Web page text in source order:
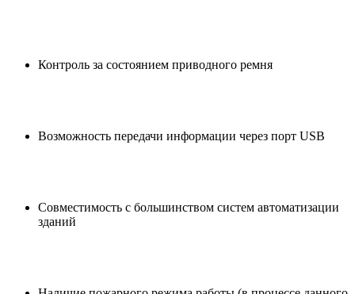
Контроль за состоянием приводного ремня
Возможность передачи информации через порт USB
Совместимость с большинством систем автоматизации
зданий